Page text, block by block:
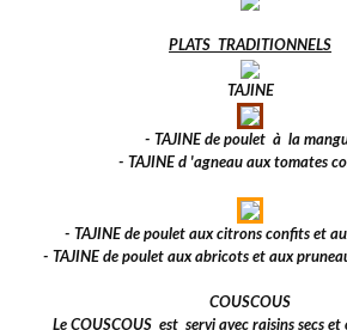
PLATS TRADITIONNELS
TAJINE
- TAJINE de poulet à la
- TAJINE d 'agneau aux tomates
- TAJINE de poulet aux citrons confits et
- TAJINE de poulet aux abricots et aux
COUSCOUS
Le COUSCOUS est servi avec raisins secs